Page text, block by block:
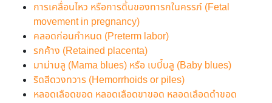
การเคลื่อนไหว หรือการดิ้นของทารกในครรภ์ (Fetal
movement in pregnancy)
คลอดก่อนกำหนด (Preterm labor)
รกค้าง (Retained placenta)
มาม่าบลู (Mama blues) หรือ เบบี้บลู (Baby blues)
ริดสีดวงทวาร (Hemorrhoids or piles)
หลอดเลือดขอด หลอดเลือดขาขอด หลอดเลือดดำขอด